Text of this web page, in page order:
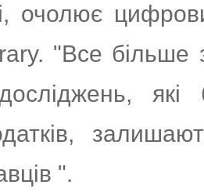
очолює
"Все більше
які
".